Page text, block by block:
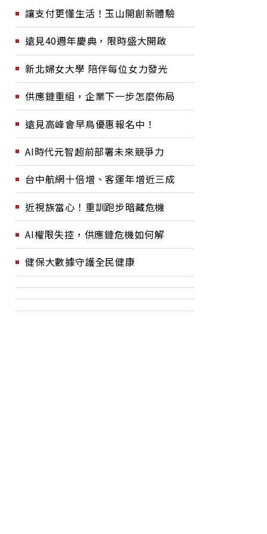
讓支付更懂生活！玉山開創新體驗
遠見40週年慶典，限時盛大開啟
新北婦女大學 陪伴每位女力發光
供應鏈重組，企業下一步怎麼佈局
遠見高峰會早鳥優惠報名中！
AI時代元智超前部署未來競爭力
台中航網十倍增、客運年增近三成
近視族當心！重訓跑步暗藏危機
AI權限失控，供應鏈危機如何解
健保大數據守護全民健康